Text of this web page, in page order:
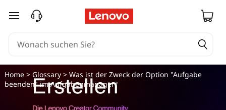
zum Hauptinhalt springen
Home> Glossary> Was ist der Zweck der Option "Aufgabe
beenden" im Aufgabenmanager?